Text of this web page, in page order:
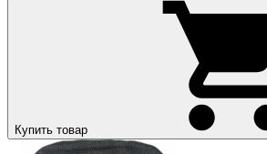
Купить товар